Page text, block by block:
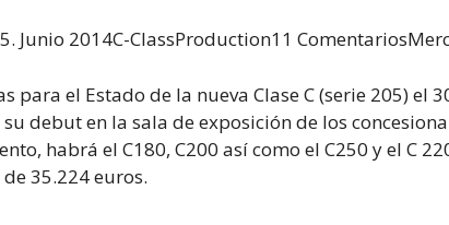
Junio 2014C-ClassProduction11
para el Estado de la nueva Clase C (serie 205) el
debut en la sala de exposición de los
habrá el C180, C200 así como el C250 y el C
35.224 euros.